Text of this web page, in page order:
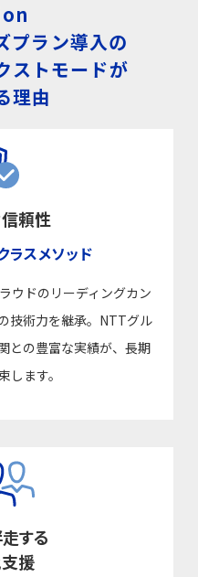
プラン導入の
ストモードが
理由
頼性
ラスメソッド
ウドのリーディングカン
技術力を継承。NTTグル
との豊富な実績が、長期
します。
する
援